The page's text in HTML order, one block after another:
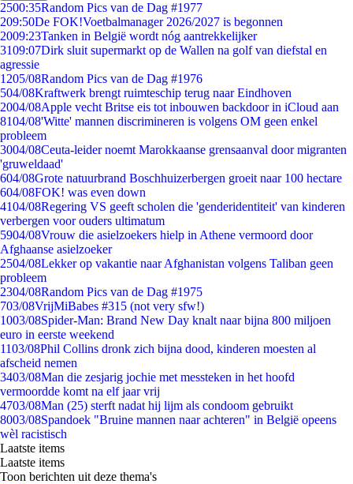
2500:35Random Pics van de Dag #1977
209:50De FOK!Voetbalmanager 2026/2027 is begonnen
2009:23Tanken in België wordt nóg aantrekkelijker
3109:07Dirk sluit supermarkt op de Wallen na golf van diefstal en
agressie
1205/08Random Pics van de Dag #1976
504/08Kraftwerk brengt ruimteschip terug naar Eindhoven
2004/08Apple vecht Britse eis tot inbouwen backdoor in iCloud aan
8104/08'Witte' mannen discrimineren is volgens OM geen enkel
probleem
3004/08Ceuta-leider noemt Marokkaanse grensaanval door migranten
'gruweldaad'
604/08Grote natuurbrand Boschhuizerbergen groeit naar 100 hectare
604/08FOK! was even down
4104/08Regering VS geeft scholen die 'genderidentiteit' van kinderen
verbergen voor ouders ultimatum
5904/08Vrouw die asielzoekers hielp in Athene vermoord door
Afghaanse asielzoeker
2504/08Lekker op vakantie naar Afghanistan volgens Taliban geen
probleem
2304/08Random Pics van de Dag #1975
703/08VrijMiBabes #315 (not very sfw!)
1003/08Spider-Man: Brand New Day knalt naar bijna 800 miljoen
euro in eerste weekend
1103/08Phil Collins dronk zich bijna dood, kinderen moesten al
afscheid nemen
3403/08Man die zesjarig jochie met messteken in het hoofd
vermoordde komt na elf jaar vrij
4703/08Man (25) sterft nadat hij lijm als condoom gebruikt
8003/08Spandoek "Bruine mannen naar achteren" in België opeens
wèl racistisch
Laatste items
Laatste items
Toon berichten uit deze thema's